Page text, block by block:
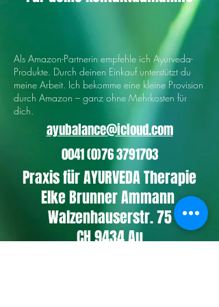
Als Amazon-Partnerin empfehle ich Ayurveda-
Produkte. Durch deinen Einkauf unterstützt du
meine Arbeit. Ich bekomme eine kleine Provision
durch Amazon – ganz ohne Mehrkosten für
dich.
ayubalance@icloud.com
0041 (0)76 3791703
Praxis für AYURVEDA Therapie
Elke Brunner Ammann
Walzenhauserstr. 75
CH 9434 Au